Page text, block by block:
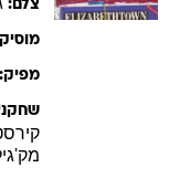
צלם:
מפיק: